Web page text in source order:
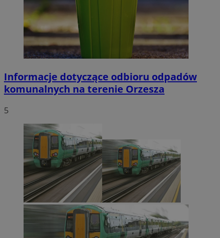
Informacje dotyczące odbioru odpadów
komunalnych na terenie Orzesza
5